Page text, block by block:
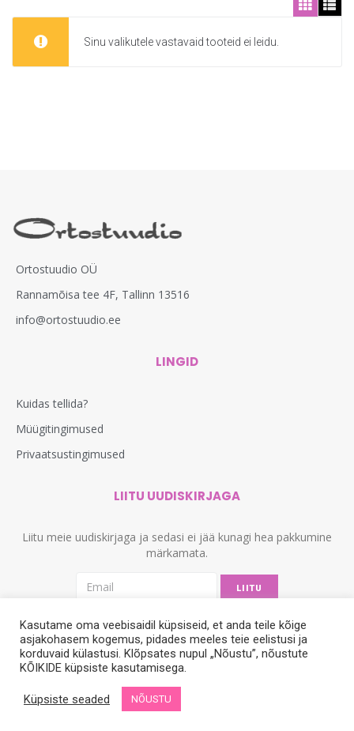
Sinu valikutele vastavaid tooteid ei leidu.
Ortostuudio OÜ
Rannamõisa tee 4F, Tallinn 13516
info@ortostuudio.ee
LINGID
Kuidas tellida?
Müügitingimused
Privaatsustingimused
LIITU UUDISKIRJAGA
Liitu meie uudiskirjaga ja sedasi ei jää kunagi hea pakkumine
märkamata.
LIITU
© 2012-2024. Kõik õigused kaitstud. Veebimeister
Kasutame oma veebisaidil küpsiseid, et anda teile kõige
asjakohasem kogemus, pidades meeles teie eelistusi ja
korduvaid külastusi. Klõpsates nupul „Nõustu”, nõustute
KÕIKIDE küpsiste kasutamisega.
Küpsiste seaded NÕUSTU